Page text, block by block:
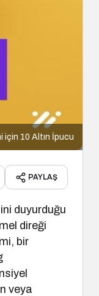
için 10 Altın İpucu
PAYLAŞ
duyurduğu
direği
bir
veya